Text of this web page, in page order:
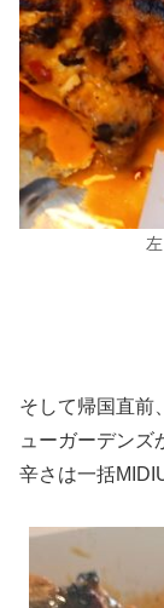
そして帰国直前
ューガーデンズ
辛さは一括